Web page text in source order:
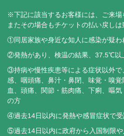
※下記に該当するお客様には、ご来場
またその場合もチケットの払い戻しは
①同居家族や身近な知人に感染が疑わ
②発熱があり、検温の結果、37.5℃以
③持病や慢性疾患等による症状以外で
感、咽頭痛、⿐汁・⿐閉、味覚・嗅
血、頭痛、関節・筋肉痛、下痢、嘔
の方
④過去14日以内に発熱や感冒症状で
⑤過去14日以内に政府から入国制限